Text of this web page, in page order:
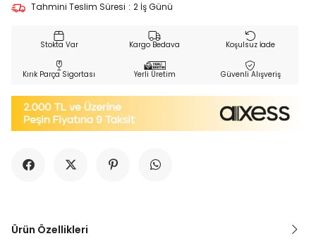
Tahmini Teslim Süresi : 2 İş Günü
Kargo Bedava Koşulsuz İade
Kırık Parça Sigortası Yerli Üretim Güvenli Alışveriş
Ürün Özellikleri